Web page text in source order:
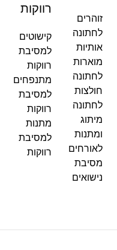
זוהרים
לחתונה
אותיות
מוארות
לחתונה
חולצות
לחתונה
מיתוג
ומתנות
לאורחים
מסיבת
נישואים
רווקות
קישוטים
למסיבת
רווקות
מתנפחים
למסיבת
רווקות
מתנות
למסיבת
רווקות